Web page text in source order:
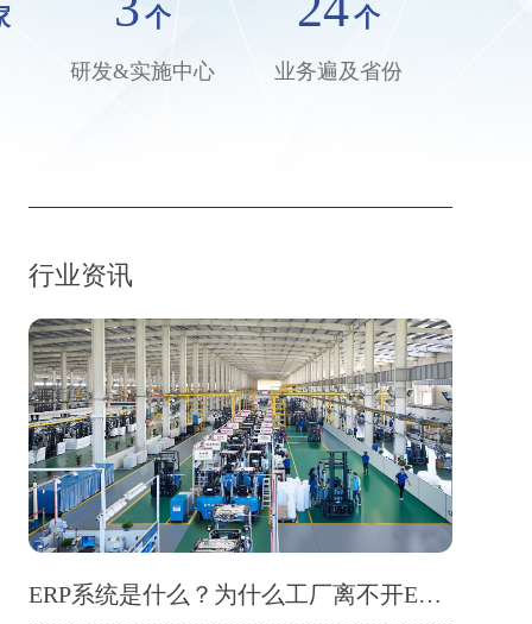
个
研发&实施中心
个
业务遍及省份
行业资讯
ERP系统是什么？为什么工厂离不开ERP软件？